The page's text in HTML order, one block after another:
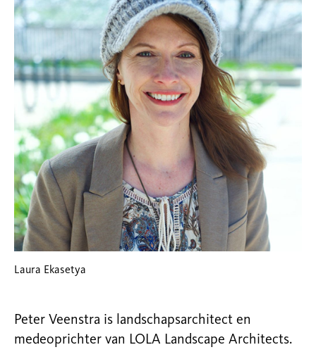
Laura Ekasetya
Peter Veenstra is landschapsarchitect en
medeoprichter van LOLA Landscape Architects.